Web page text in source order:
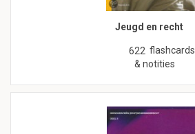
Jeugd en recht
622 flashcards
& notities